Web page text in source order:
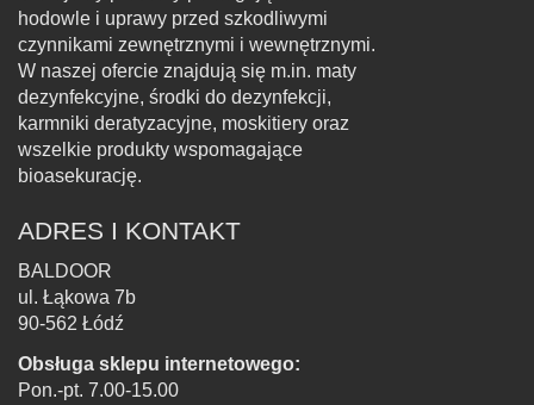
hodowle i uprawy przed szkodliwymi
czynnikami zewnętrznymi i wewnętrznymi.
W naszej ofercie znajdują się m.in. maty
dezynfekcyjne, środki do dezynfekcji,
karmniki deratyzacyjne, moskitiery oraz
wszelkie produkty wspomagające
bioasekurację.
ADRES I KONTAKT
BALDOOR
ul. Łąkowa 7b
90-562 Łódź
Obsługa sklepu internetowego:
Pon.-pt. 7.00-15.00